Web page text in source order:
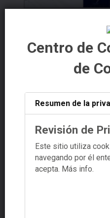
Centro de
de
Resumen de la
Revisión de
Este sitio utiliza
navegando por él
acepta. Más info.